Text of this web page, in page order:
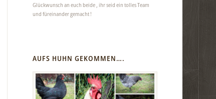
Glückwunsch an euch beide , ihr seid ein tolles Team
und füreinander gemacht !
AUFS HUHN GEKOMMEN….